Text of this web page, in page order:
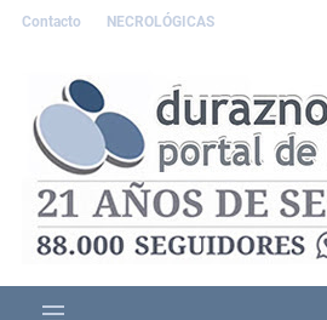
Contacto NECROLÓGICAS